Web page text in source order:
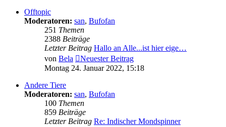
Offtopic
Moderatoren: san, Bufofan
251 Themen
2388 Beiträge
Letzter Beitrag Hallo an Alle...ist hier eige…
von Bela
Neuester Beitrag
Montag 24. Januar 2022, 15:18
Andere Tiere
Moderatoren: san, Bufofan
100 Themen
859 Beiträge
Letzter Beitrag Re: Indischer Mondspinner